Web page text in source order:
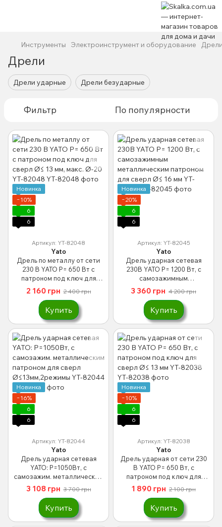
Инструменты Электроинструмент и оборудование
Дрели
Дрели ударные Дрели безударные
Фильтр По популярности
Новинка
−10%
6
6
Артикул: YT-82048
Yato
Дрель по металлу от сети
230 В YATO P= 650 Вт с
патроном под ключ для
сверл Ø≤ 13 мм, макс. Ø-20
YT-82048
2 160 грн 2 400 грн
Купить
Новинка
−20%
6
6
Артикул: YT-82045
Yato
Дрель ударная сетевая
230B YATO P= 1200 Вт, с
самозажимным
металлическим патроном
для сверл Ø≤ 16 мм YT-
3 360 грн 4 200 грн
Купить
Новинка
−16%
6
6
Артикул: YT-82044
Yato
Дрель ударная сетевая
YATO: P=1050Вт, с
самозажим. металлическим
патроном для сверл
Ø≤13мм,2режимы YT-82044
3 108 грн 3 700 грн
Купить
Новинка
−10%
6
6
Артикул: YT-82038
Yato
Дрель ударная от сети 230
В YATO P= 650 Вт, с
патроном под ключ для
сверл Ø≤ 13 мм YT-82038
1 890 грн 2 100 грн
Купить